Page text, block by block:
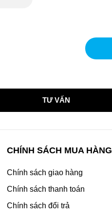
TƯ VẤN
CHÍNH SÁCH MUA HÀNG
Chính sách giao hàng
Chính sách thanh toán
Chính sách đổi trả